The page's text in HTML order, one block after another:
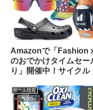
Amazonで「Fashion
のおでかけタイムセー
り」開催中！サイクル
ピックアップしてみま
セール情報